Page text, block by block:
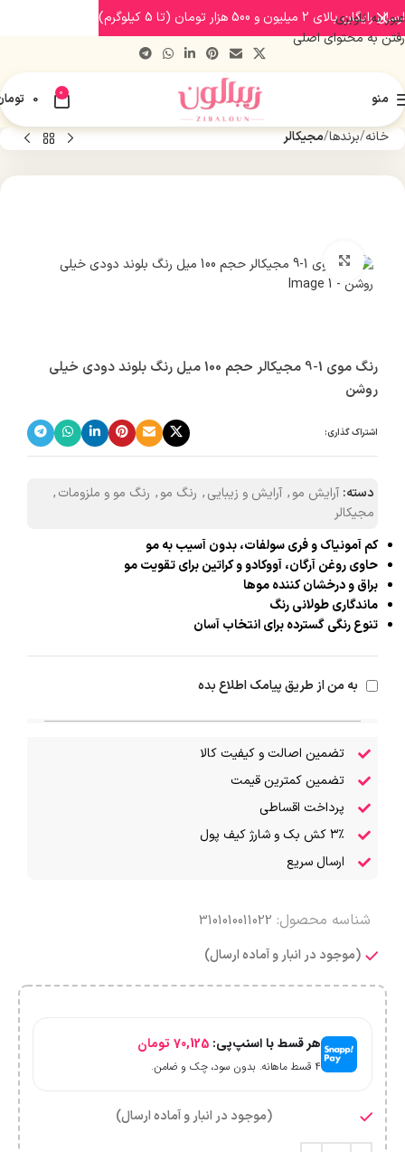
عبور به ناوبری
رفتن به محتوای اصلی
منو 0
0
خانه برندها مجیکالر
بزرگنمایی تصویر
رنگ موی 1-9 مجیکالر حجم 100 میل رنگ بلوند دودی خیلی
روشن
اشتراک گذاری:
دسته: آرایش مو, آرایش و زیبایی, رنگ مو, رنگ مو و ملزومات,
مجیکالر
کم آمونیاک و فری سولفات، بدون آسیب به مو
حاوی روغن آرگان، آووکادو و کراتین برای تقویت مو
براق و درخشان کننده موها
ماندگاری طولانی رنگ
تنوع رنگی گسترده برای انتخاب آسان
به من از طریق پیامک اطلاع بده
تضمین اصالت و کیفیت کالا
تضمین کمترین قیمت
پرداخت اقساطی
۳٪ کش بک و شارژ کیف پول
ارسال سریع
شناسه محصول: 3101010011022
(موجود در انبار و آماده ارسال)
هر قسط با اسنپ‌پی: 70,125 تومان
۴ قسط ماهانه. بدون سود، چک و ضامن.
(موجود در انبار و آماده ارسال)
ارسال رایگان بالای 2 میلیون و 500 هزار تومان (تا 5 کیلوگرم)